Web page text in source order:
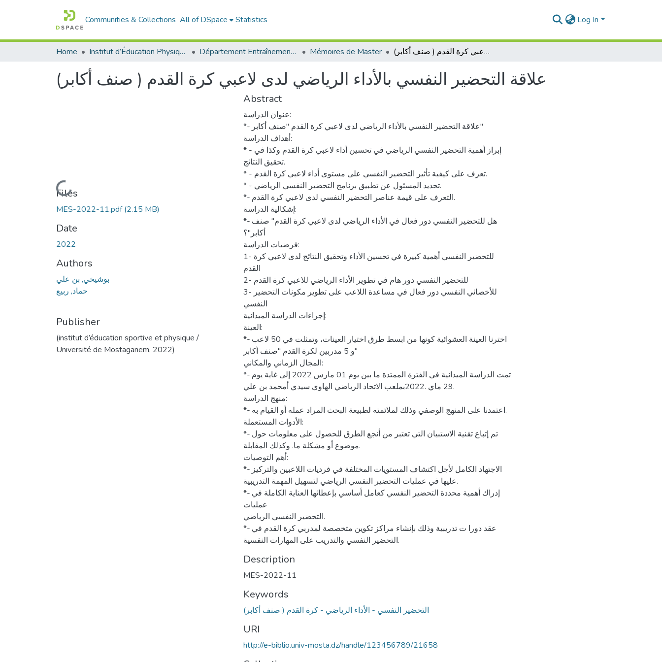
Communities & Collections All of DSpace Statistics Log In
Home Institut d’Éducation Physique et Sportive Département Entraînement Sportif (ES) Mémoires de Master علاقة التحضير النفسي بالأداء الرياضي لدى لاعبي كرة القدم ( صنف أكابر)
علاقة التحضير النفسي بالأداء الرياضي لدى لاعبي كرة القدم ( صنف أكابر)
Loading...
Files
MES-2022-11.pdf(2.15 MB)
Date
2022
Authors
بوشيخي, بن علي
حماد, ربيع
Publisher
(institut d’éducation sportive et physique /
Université de Mostaganem, 2022)
Abstract
عنوان الدراسة:
*- علاقة التحضیر النفسي بالأداء الریاضي لدى لاعبي كرة القدم "صنف أكابر"
أهداف الدراسة:
* - إبراز أهمیة التحضیر النفسي الریاضي في تحسین أداء لاعبي كرة القدم وكذا في
تحقیق النتائج.
* - تعرف على كیفیة تأثیر التحضیر النفسي على مستوى أداء لاعبي كرة القدم.
* - تحدید المسئول عن تطبیق برنامج التحضیر النفسي الریاضي.
*- التعرف على قیمة عناصر التحضیر النفسي لدى لاعبي كرة القدم.
إشكالیة الدراسة:
*- هل للتحضیر النفسي دور فعال في الأداء الریاضي لدى لاعبي كرة القدم" صنف
أكابر"؟
فرضیات الدراسة:
1- للتحضیر النفسي أهمية كبیرة في تحسین الأداء وتحقیق النتائج لدى لاعبي كرة
القدم
2- للتحضیر النفسي دور هام في تطویر الأداء الریاضي للاعبي كرة القدم
3- للأخصائي النفسي دور فعال في مساعدة اللاعب على تطویر مكونات التحضیر
النفسي
إجراءات الدراسة المیدانیة:
العینة:
*- اخترنا العینة العشوائیة كونها من ابسط طرق اختیار العینات، وتمثلت في 50 لاعب
و 5 مدربين لكرة القدم "صنف أكابر"
المجال الزماني والمكاني:
*- تمت الدراسة المیدانیة في الفترة الممتدة ما بین یوم 01 مارس 2022 إلى غایة یوم
29 ماي .2022بملعب الاتحاد الرياضي الهاوي سيدي أمحمد بن علي.
منهج الدراسة:
*- اعتمدنا على المنهج الوصفي وذلك لملائمته لطبیعة البحث المراد عمله أو القیام به.
الأدوات المستعملة:
*- تم إتباع تقنیة الاستبیان التي تعتبر من أنجع الطرق للحصول على معلومات حول
موضوع أو مشكلة ما. وكذلك المقابلة.
أهم التوصیات:
*- الاجتهاد الكامل لأجل اكتشاف المستویات المختلفة في فردیات اللاعبین والتركیز
علیها في عملیات التحضیر النفسي الریاضي لتسهیل المهمة التدریبیة.
*- إدراك أهمیة محددة التحضیر النفسي كعامل أساسي بإعطائها العنایة الكاملة في
عملیات
التحضیر النفسي الریاضي.
*- عقد دورا ت تدریبیة وذلك بإنشاء مراكز تكوین متخصصة لمدربي كرة القدم في
التحضیر النفسي والتدریب على المهارات النفسیة.
Description
MES-2022-11
Keywords
التحضير النفسي - الأداء الرياضي - كرة القدم ( صنف أكابر)
URI
http://e-biblio.univ-mosta.dz/handle/123456789/21658